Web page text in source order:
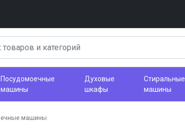
Посудомоечные
машины
Духовые
шкафы
Стиральные
машины
машины